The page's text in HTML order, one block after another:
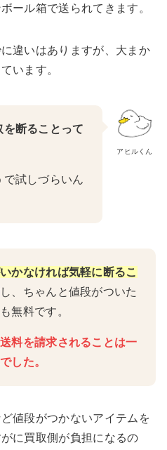
ール箱で送られてきます。
違いはありますが、大まか
います。
アヒルくん
を断ることって
試しづらいん
かなければ気軽に断るこ
し、ちゃんと値段がついた
無料です。
送料を請求されることは一
した。
値段がつかないアイテムを
に買取側が負担になるの